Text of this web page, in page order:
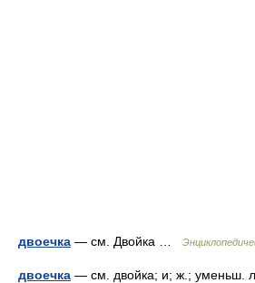
двоечка — см. Двойка …
двоечка — см. двойка; и; ж.; уменьш.